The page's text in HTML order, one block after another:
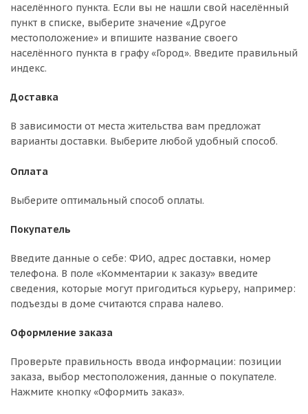
населённого пункта. Если вы не нашли свой населённый
пункт в списке, выберите значение «Другое
местоположение» и впишите название своего
населённого пункта в графу «Город». Введите правильный
индекс.
Доставка
В зависимости от места жительства вам предложат
варианты доставки. Выберите любой удобный способ.
Оплата
Выберите оптимальный способ оплаты.
Покупатель
Введите данные о себе: ФИО, адрес доставки, номер
телефона. В поле «Комментарии к заказу» введите
сведения, которые могут пригодиться курьеру, например:
подъезды в доме считаются справа налево.
Оформление заказа
Проверьте правильность ввода информации: позиции
заказа, выбор местоположения, данные о покупателе.
Нажмите кнопку «Оформить заказ».